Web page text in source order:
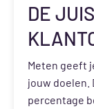
DE
Meten geeft
jouw doelen.
percentage